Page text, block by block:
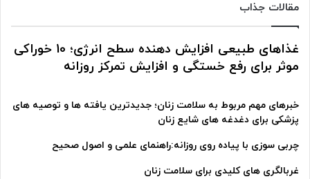
مقالات جذاب
غذاهای طبیعی افزایش دهنده سطح انرژی؛ 10 خوراکی
موثر برای رفع خستگی و افزایش تمرکز روزانه
خبرهای مهم مربوط به سلامت زنان؛ جدیدترین یافته ها و توصیه های
پزشکی برای دغدغه های شایع زنان
چربی سوزی با پیاده روی روزانه:راهنمای علمی و اصول صحیح
غربالگری های کلیدی برای سلامت زنان